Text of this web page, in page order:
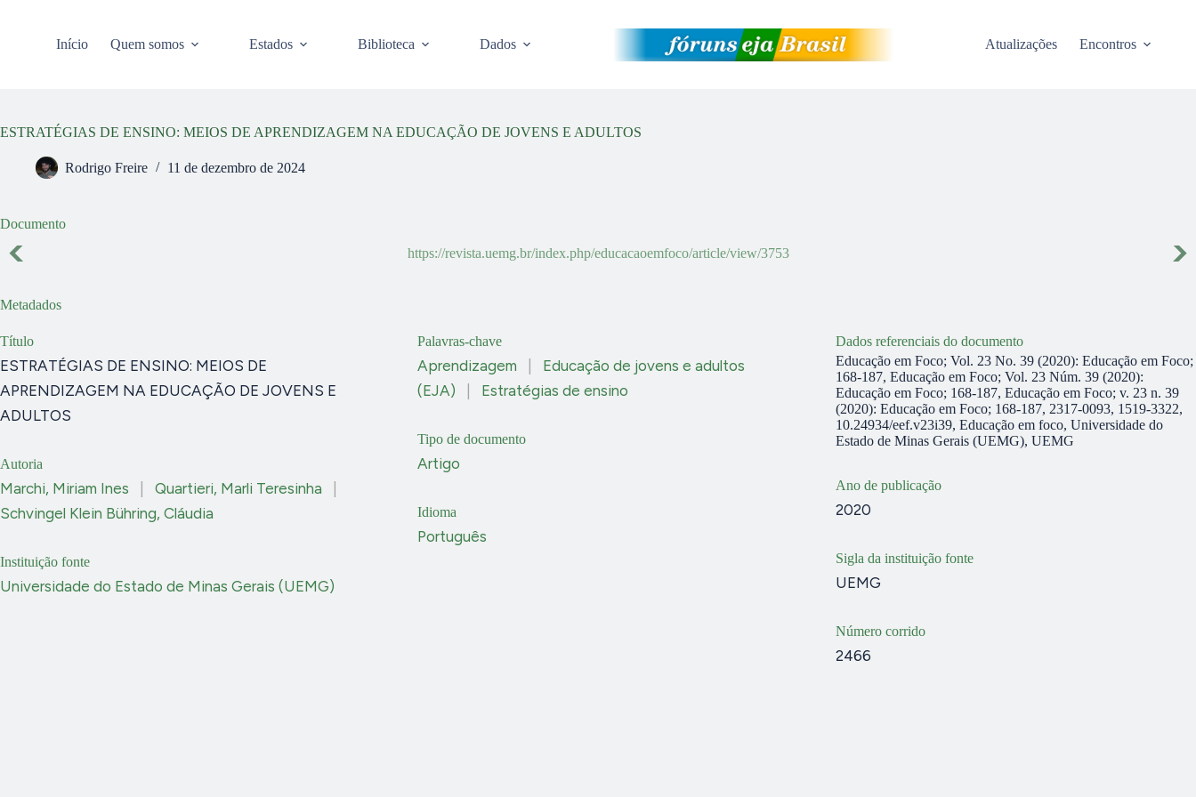
Início Quem somos Estados Biblioteca Dados Atualizações Encontros
ESTRATÉGIAS DE ENSINO: MEIOS DE APRENDIZAGEM NA EDUCAÇÃO DE JOVENS E ADULTOS
Rodrigo Freire 11 de dezembro de 2024
Documento
https://revista.uemg.br/index.php/educacaoemfoco/article/view/3753
Metadados
Título
ESTRATÉGIAS DE ENSINO: MEIOS DE
APRENDIZAGEM NA EDUCAÇÃO DE JOVENS E
ADULTOS
Autoria
Marchi, Miriam Ines Quartieri, Marli Teresinha
Schvingel Klein Bühring, Cláudia
Instituição fonte
Universidade do Estado de Minas Gerais (UEMG)
Palavras-chave
Aprendizagem
Educação de jovens e adultos
(EJA)
Estratégias de ensino
Tipo de documento
Artigo
Idioma
Português
Dados referenciais do documento
Educação em Foco; Vol. 23 No. 39 (2020): Educação em Foco;
168-187, Educação em Foco; Vol. 23 Núm. 39 (2020):
Educação em Foco; 168-187, Educação em Foco; v. 23 n. 39
(2020): Educação em Foco; 168-187, 2317-0093, 1519-3322,
10.24934/eef.v23i39, Educação em foco, Universidade do
Estado de Minas Gerais (UEMG), UEMG
Ano de publicação
2020
Sigla da instituição fonte
UEMG
Número corrido
2466